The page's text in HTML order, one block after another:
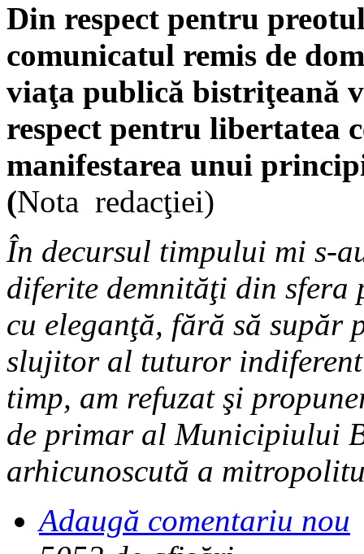
Din respect pentru
comunicatul remis de
viaţa publică bistriţeană
respect pentru libertatea
manifestarea unui
(Nota redacţiei)
În decursul timpului mi s-
diferite demnităţi din sfera
cu eleganţă, fără să supăr
slujitor al tuturor
timp, am refuzat şi
de primar al Municipiului
arhicunoscută a
Adaugă comentariu nou